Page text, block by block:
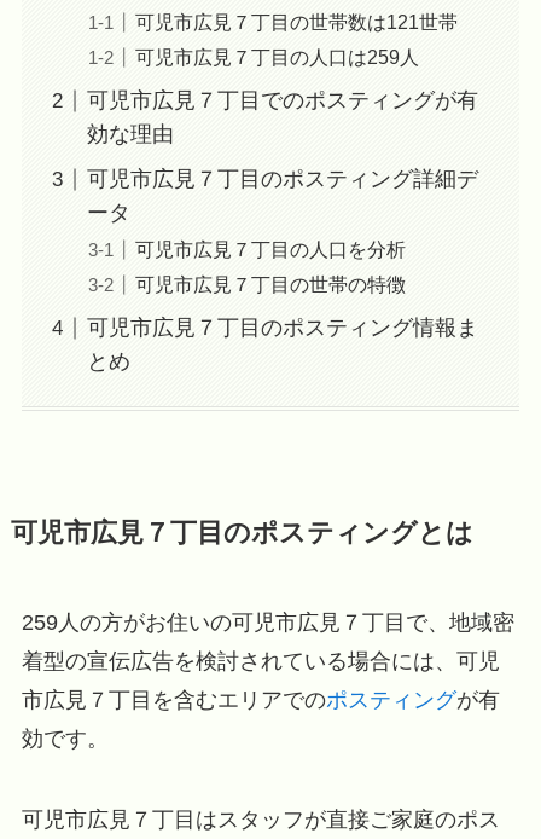
可児市広見７丁目の世帯数は121世帯
可児市広見７丁目の人口は259人
可児市広見７丁目でのポスティングが有
効な理由
可児市広見７丁目のポスティング詳細デ
ータ
可児市広見７丁目の人口を分析
可児市広見７丁目の世帯の特徴
可児市広見７丁目のポスティング情報ま
とめ
可児市広見７丁目のポスティングとは
259人の方がお住いの可児市広見７丁目で、地域密
着型の宣伝広告を検討されている場合には、可児
市広見７丁目を含むエリアでのポスティングが有
効です。
可児市広見７丁目はスタッフが直接ご家庭のポス